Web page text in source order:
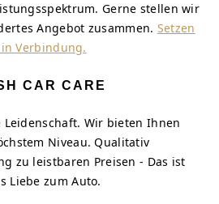
Gerne stellen wir
Angebot zusammen. Setzen
Verbindung.
CAR CARE
Wir bieten Ihnen
Niveau. Qualitativ
zu leistbaren Preisen - Das ist
Liebe zum Auto.